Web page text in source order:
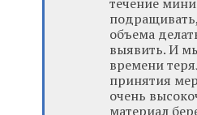
объема
выявить. И
времени
принятия
очень
материал